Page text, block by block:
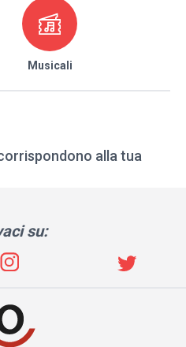
Musicali
alla tua
su: